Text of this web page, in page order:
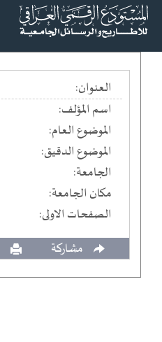
العنوان:
اسم المؤلف:
الموضوع العام:
الموضوع الدقيق:
الجامعة:
مكان الجامعة:
الصفحات الاولى:
مشاركة